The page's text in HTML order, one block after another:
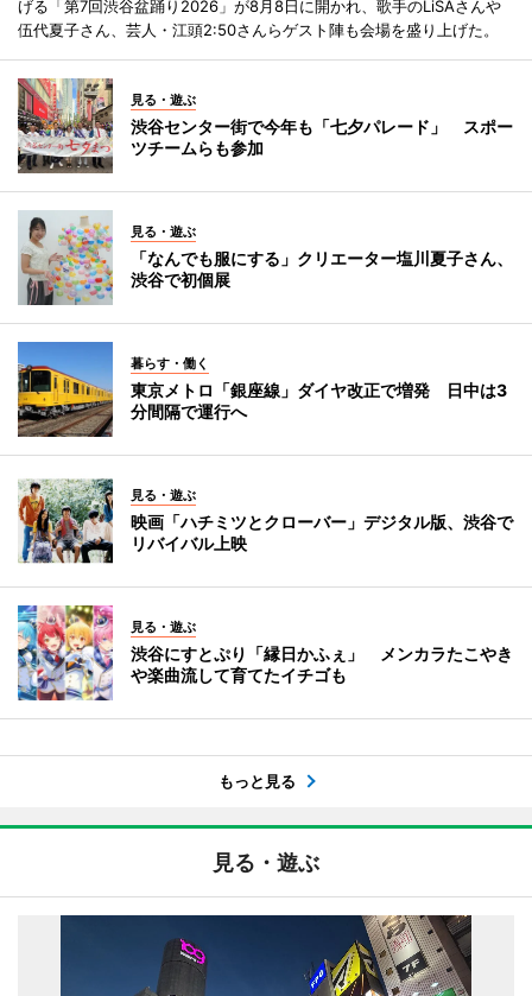
げる「第7回渋谷盆踊り2026」が8月8日に開かれ、歌手のLiSAさんや
伍代夏子さん、芸人・江頭2:50さんらゲスト陣も会場を盛り上げた。
見る・遊ぶ
渋谷センター街で今年も「七夕パレード」 スポー
ツチームらも参加
見る・遊ぶ
「なんでも服にする」クリエーター塩川夏子さん、
渋谷で初個展
暮らす・働く
東京メトロ「銀座線」ダイヤ改正で増発 日中は3
分間隔で運行へ
見る・遊ぶ
映画「ハチミツとクローバー」デジタル版、渋谷で
リバイバル上映
見る・遊ぶ
渋谷にすとぷり「縁日かふぇ」 メンカラたこやき
や楽曲流して育てたイチゴも
もっと見る
見る・遊ぶ